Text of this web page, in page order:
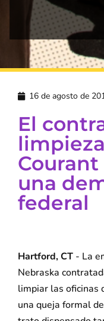
16 de agosto de
El
una
federal
Hartford, CT - La
Nebraska
limpiar las oficinas
una queja formal